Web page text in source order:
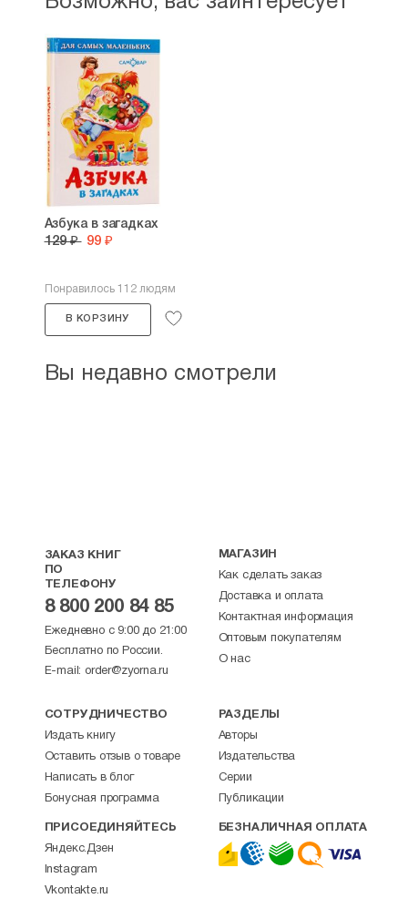
Азбука в загадках
129 ₽ 99 ₽
Понравилось 112 людям
В КОРЗИНУ
Вы недавно смотрели
ЗАКАЗ КНИГ
ПО
ТЕЛЕФОНУ
8 800 200 84 85
Ежедневно с 9:00 до 21:00
Бесплатно по России.
E-mail: order@zyorna.ru
МАГАЗИН
Как сделать заказ
Доставка и оплата
Контактная информация
Оптовым покупателям
О нас
СОТРУДНИЧЕСТВО
Издать книгу
Оставить отзыв о товаре
Написать в блог
Бонусная программа
РАЗДЕЛЫ
Авторы
Издательства
Серии
Публикации
ПРИСОЕДИНЯЙТЕСЬ
Яндекс.Дзен
Instagram
Vkontakte.ru
БЕЗНАЛИЧНАЯ ОПЛАТА